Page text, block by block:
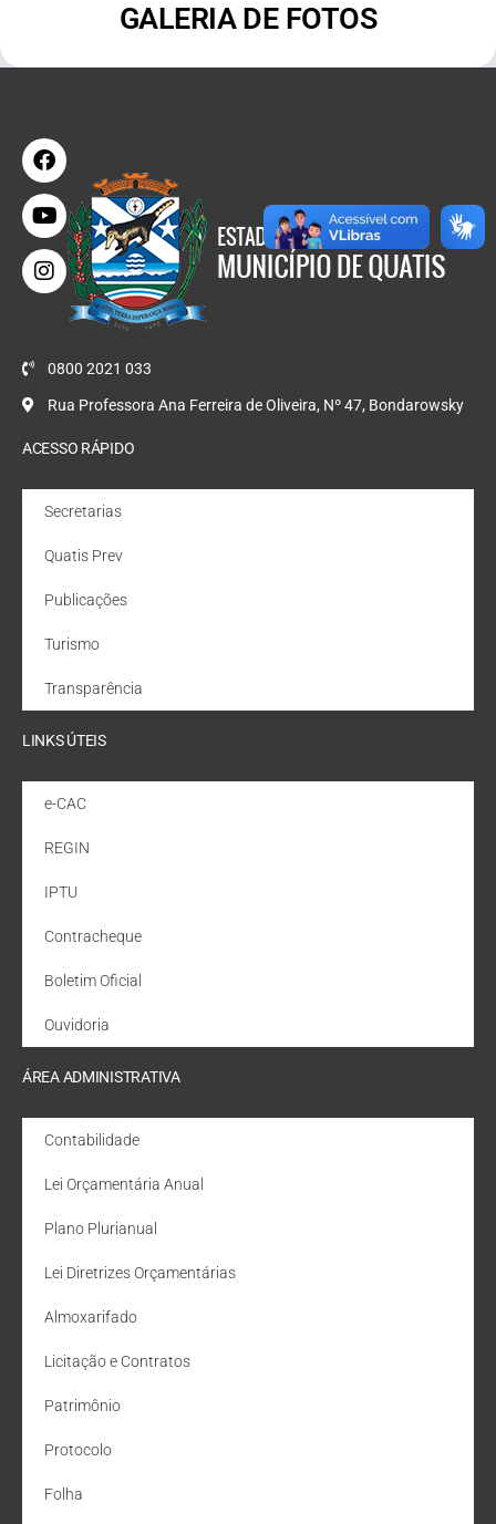
GALERIA DE FOTOS
0800 2021 033
Rua Professora Ana Ferreira de Oliveira, Nº 47, Bondarowsky
ACESSO RÁPIDO
Secretarias
Quatis Prev
Publicações
Turismo
Transparência
LINKS ÚTEIS
e-CAC
REGIN
IPTU
Contracheque
Boletim Oficial
Ouvidoria
ÁREA ADMINISTRATIVA
Contabilidade
Lei Orçamentária Anual
Plano Plurianual
Lei Diretrizes Orçamentárias
Almoxarifado
Licitação e Contratos
Patrimônio
Protocolo
Folha